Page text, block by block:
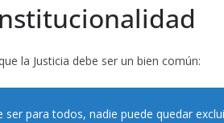
la Justicia debe ser un bien común:
ser para todos, nadie puede quedar